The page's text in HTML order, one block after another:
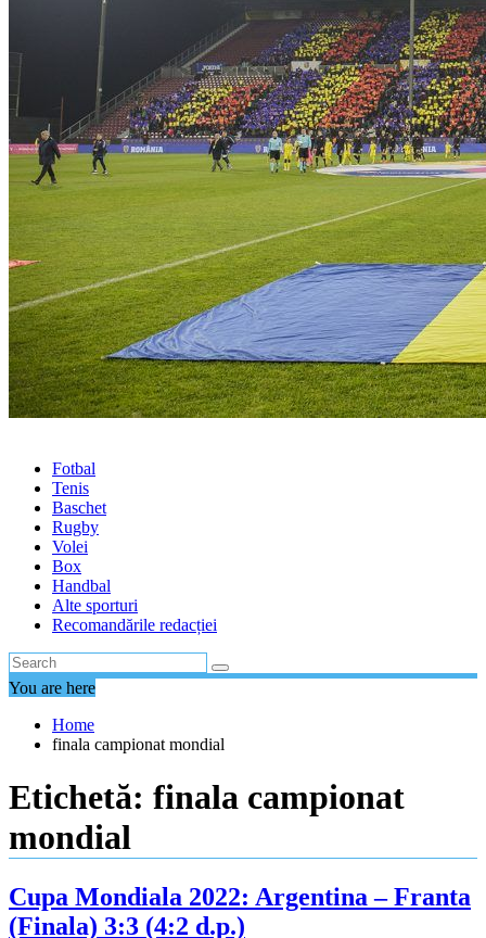
Fotbal
Tenis
Baschet
Rugby
Volei
Box
Handbal
Alte sporturi
Recomandările redacției
You are here
Home
finala campionat mondial
Etichetă: finala campionat
mondial
Cupa Mondiala 2022: Argentina – Franta
(Finala) 3:3 (4:2 d.p.)